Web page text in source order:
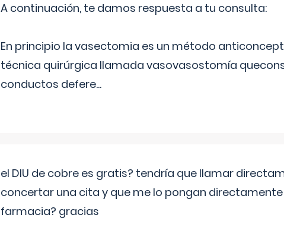
A continuación, te damos respuesta a tu consulta:
En principio la vasectomia es un método
técnica quirúrgica llamada vasovasostomía
conductos defere...
el DIU de cobre es gratis? tendría que llamar
concertar una cita y que me lo pongan
farmacia? gracias